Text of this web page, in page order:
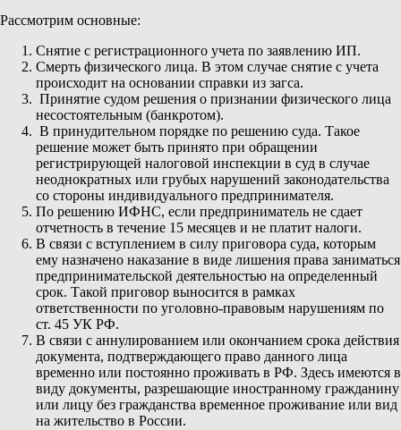
Рассмотрим основные:
Снятие с регистрационного учета по заявлению ИП.
Смерть физического лица. В этом случае снятие с учета
происходит на основании справки из загса.
Принятие судом решения о признании физического лица
несостоятельным (банкротом).
В принудительном порядке по решению суда. Такое
решение может быть принято при обращении
регистрирующей налоговой инспекции в суд в случае
неоднократных или грубых нарушений законодательства
со стороны индивидуального предпринимателя.
По решению ИФНС, если предприниматель не сдает
отчетность в течение 15 месяцев и не платит налоги.
В связи с вступлением в силу приговора суда, которым
ему назначено наказание в виде лишения права заниматься
предпринимательской деятельностью на определенный
срок. Такой приговор выносится в рамках
ответственности по уголовно-правовым нарушениям по
ст. 45 УК РФ.
В связи с аннулированием или окончанием срока действия
документа, подтверждающего право данного лица
временно или постоянно проживать в РФ. Здесь имеются в
виду документы, разрешающие иностранному гражданину
или лицу без гражданства временное проживание или вид
на жительство в России.